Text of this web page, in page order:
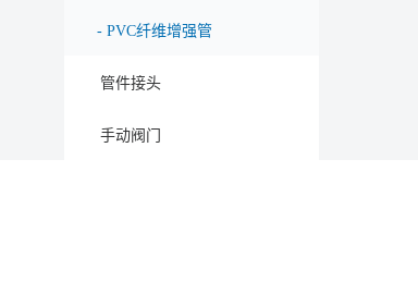
- PVC纤维增强管
管件接头
手动阀门